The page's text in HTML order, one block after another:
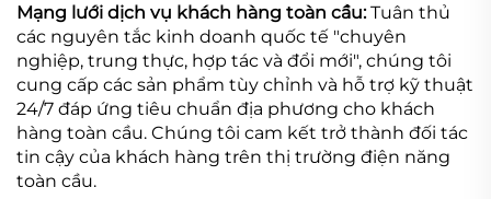
Mạng lưới dịch vụ khách hàng toàn cầu:Tuân thủ
các nguyên tắc kinh doanh quốc tế "chuyên
nghiệp, trung thực, hợp tác và đổi mới", chúng tôi
cung cấp các sản phẩm tùy chỉnh và hỗ trợ kỹ thuật
24/7 đáp ứng tiêu chuẩn địa phương cho khách
hàng toàn cầu. Chúng tôi cam kết trở thành đối tác
tin cậy của khách hàng trên thị trường điện năng
toàn cầu.